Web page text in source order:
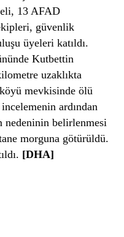
13 AFAD
güvenlik
üyeleri katıldı.
Kutbettin
uzaklıkta
mevkisinde ölü
ardından
nedeninin belirlenmesi
morguna götürüldü.
[DHA]